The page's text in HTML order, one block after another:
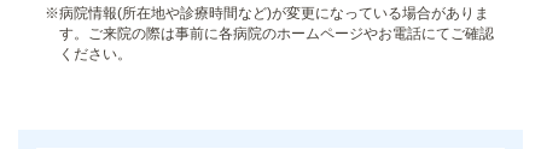
※病院情報(所在地や診療時間など)が変更になっている場合がありま
す。ご来院の際は事前に各病院のホームページやお電話にてご確認
ください。